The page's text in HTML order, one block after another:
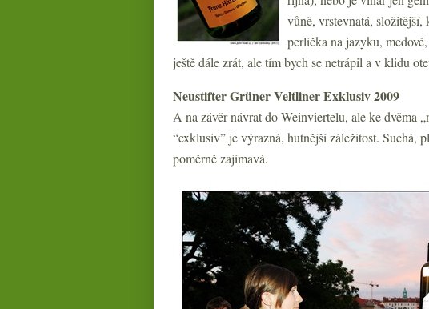
vůně, vrstevnatá, složitější,
perlička na jazyku,
ještě dále zrát, ale tím bych se netrápil a v klidu
Neustifter Grüner Veltliner Exklusiv 2009
A na závěr návrat do Weinviertelu, ale ke dvěma
“exklusiv” je výrazná, hutnější záležitost. Suchá,
poměrně zajímavá.